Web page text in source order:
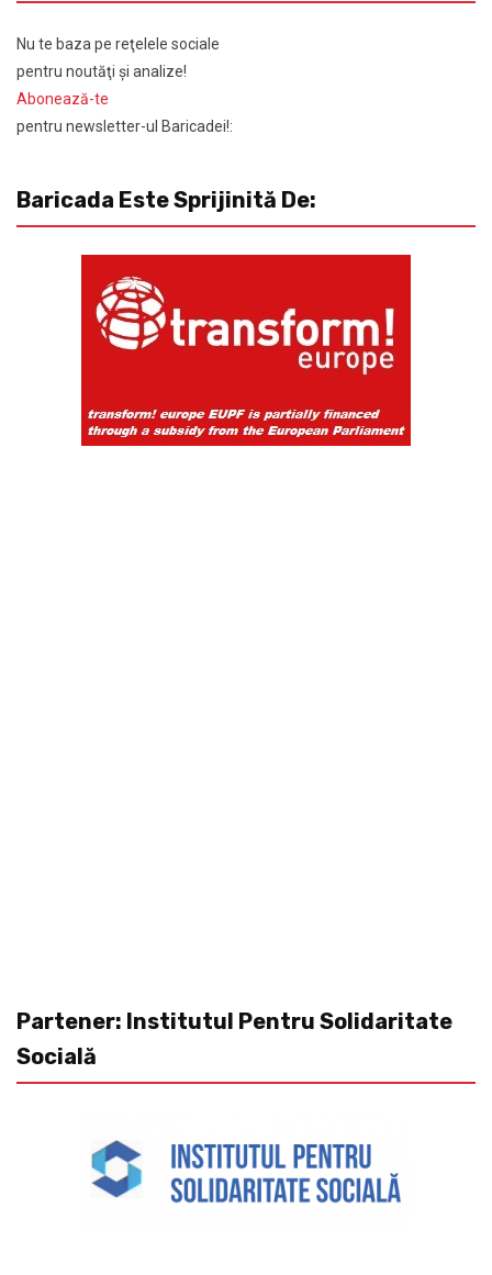
Nu te baza pe reţelele sociale
pentru noutăţi şi analize!
Abonează-te
pentru newsletter-ul Baricadei!:
Baricada Este Sprijinită De:
Partener: Institutul Pentru Solidaritate
Socială